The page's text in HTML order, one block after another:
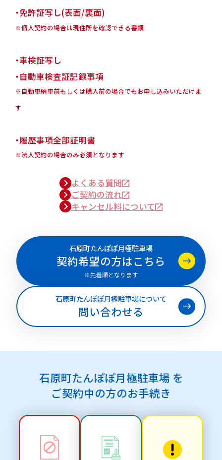
・免許証写し(表面/裏面)
※個人契約の場合は現住所を確認できる書類
・車検証写し
・自動車検査証記録事項
※自動車納車前もしくは購入前の場合でもお申し込みいただけま
す
・履歴事項全部証明書
※法人契約の場合のみ必須となります
よくある質問
ご契約の流れ
キャンセル料について
石原町たんぽぽ月極駐車場
契約希望の方はこちら
※先着順となります
石原町たんぽぽ月極駐車場について
問い合わせる
石原町たんぽぽ月極駐車場 を
ご契約中の方のお手続き